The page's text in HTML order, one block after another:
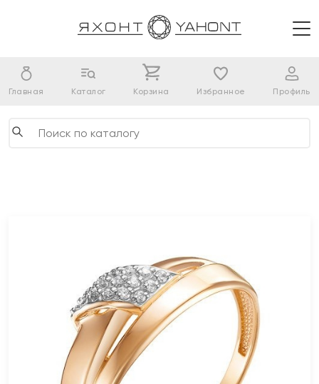
Главная Каталог Корзина Избранное Профиль